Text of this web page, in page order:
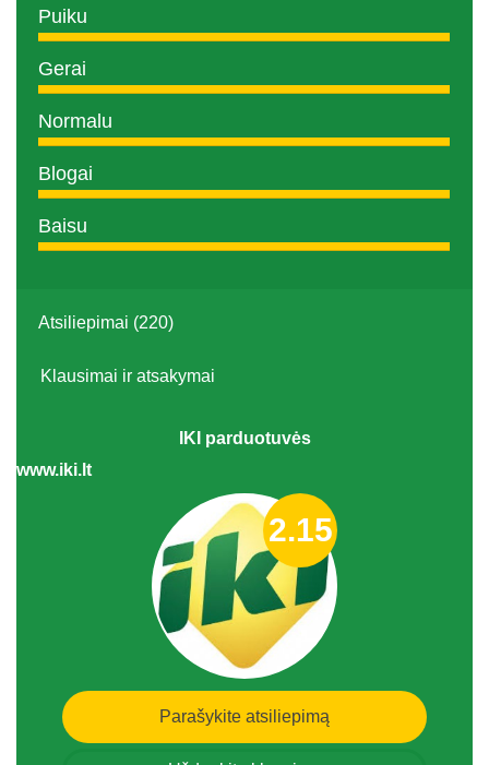
Puiku
Gerai
Normalu
Blogai
Baisu
Atsiliepimai (220)
Klausimai ir atsakymai
IKI parduotuvės
www.iki.lt
2.15
Parašykite atsiliepimą